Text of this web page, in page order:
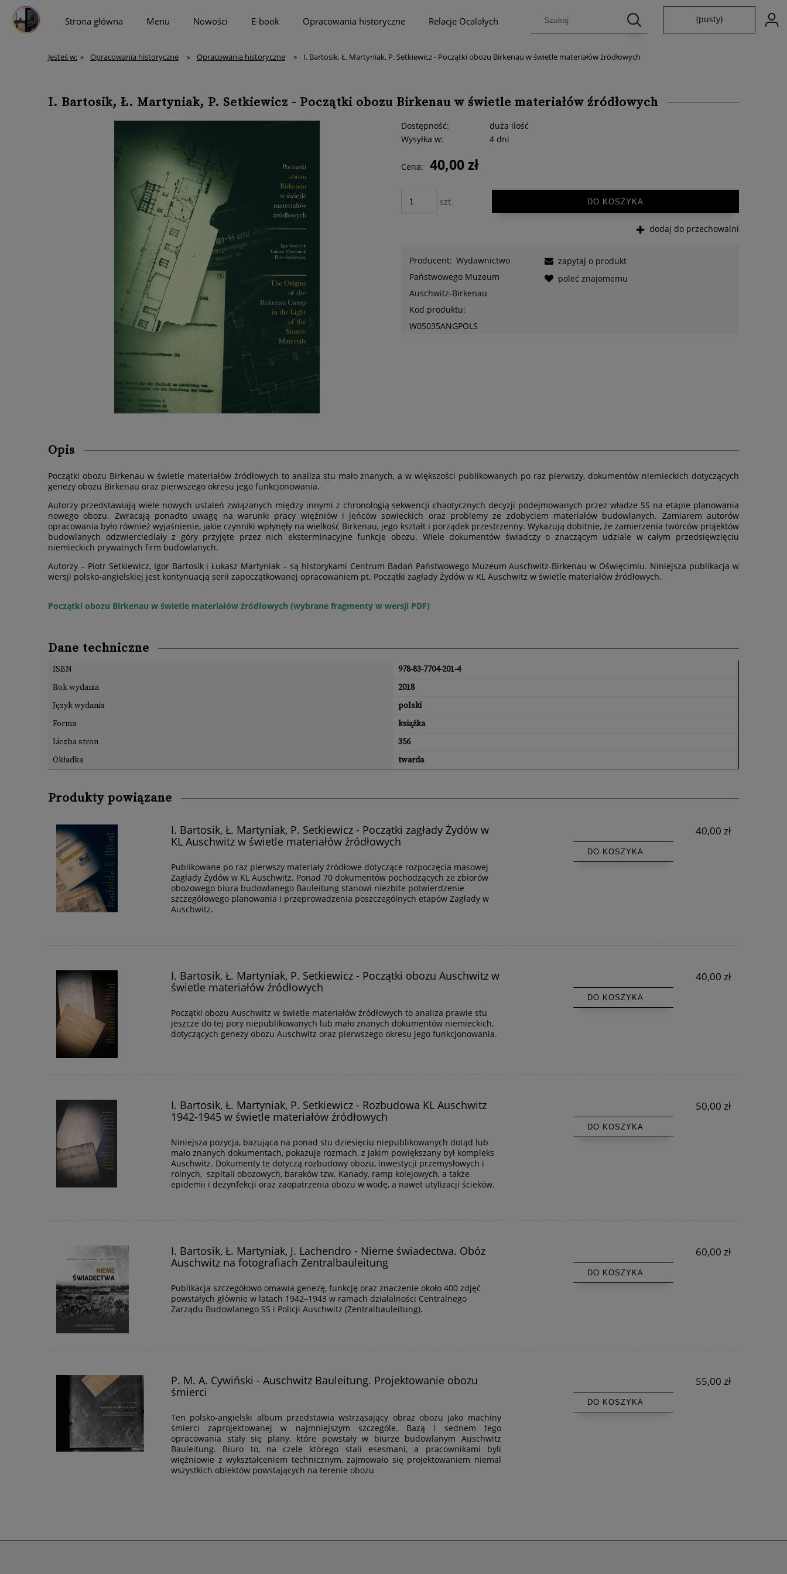
Strona główna Menu Nowości E-book Opracowania historyczne Relacje Ocalałych (pusty)
Jesteś w: » Opracowania historyczne » Opracowania historyczne » I. Bartosik, Ł. Martyniak, P. Setkiewicz - Początki obozu Birkenau w świetle materiałów źródłowych
I. Bartosik, Ł. Martyniak, P. Setkiewicz - Początki obozu Birkenau w świetle materiałów źródłowych
Dostępność:
duża ilość
Wysyłka w:
4 dni
Cena: 40,00 zł
szt. DO KOSZYKA
dodaj do przechowalni
Producent: Wydawnictwo
Państwowego Muzeum
Auschwitz-Birkenau
Kod produktu:
W05035ANGPOLS
zapytaj o produkt
poleć znajomemu
Opis
Początki obozu Birkenau w świetle materiałów źródłowych to analiza stu mało znanych, a w większości publikowanych po raz pierwszy, dokumentów niemieckich dotyczących
genezy obozu Birkenau oraz pierwszego okresu jego funkcjonowania.
Autorzy przedstawiają wiele nowych ustaleń związanych między innymi z chronologią sekwencji chaotycznych decyzji podejmowanych przez władze SS na etapie planowania
nowego obozu. Zwracają ponadto uwagę na warunki pracy więźniów i jeńców sowieckich oraz problemy ze zdobyciem materiałów budowlanych. Zamiarem autorów
opracowania było również wyjaśnienie, jakie czynniki wpłynęły na wielkość Birkenau, jego kształt i porządek przestrzenny. Wykazują dobitnie, że zamierzenia twórców projektów
budowlanych odzwierciedlały z góry przyjęte przez nich eksterminacyjne funkcje obozu. Wiele dokumentów świadczy o znaczącym udziale w całym przedsięwzięciu
niemieckich prywatnych firm budowlanych.
Autorzy – Piotr Setkiewicz, Igor Bartosik i Łukasz Martyniak – są historykami Centrum Badań Państwowego Muzeum Auschwitz-Birkenau w Oświęcimiu. Niniejsza publikacja w
wersji polsko-angielskiej jest kontynuacją serii zapoczątkowanej opracowaniem pt. Początki zagłady Żydów w KL Auschwitz w świetle materiałów źródłowych.
Początki obozu Birkenau w świetle materiałów źródłowych (wybrane fragmenty w wersji PDF)
Dane techniczne
ISBN
978-83-7704-201-4
Rok wydania
2018
Język wydania
polski
Forma
książka
Liczba stron
356
Okładka
twarda
Produkty powiązane
I. Bartosik, Ł. Martyniak, P. Setkiewicz - Początki zagłady Żydów w
KL Auschwitz w świetle materiałów źródłowych
Publikowane po raz pierwszy materiały źródłowe dotyczące rozpoczęcia masowej
Zagłady Żydów w KL Auschwitz. Ponad 70 dokumentów pochodzących ze zbiorów
obozowego biura budowlanego Bauleitung stanowi niezbite potwierdzenie
szczegółowego planowania i przeprowadzenia poszczególnych etapów Zagłady w
Auschwitz.
40,00 zł
DO KOSZYKA
I. Bartosik, Ł. Martyniak, P. Setkiewicz - Początki obozu Auschwitz w
świetle materiałów źródłowych
Początki obozu Auschwitz w świetle materiałów źródłowych to analiza prawie stu
jeszcze do tej pory niepublikowanych lub mało znanych dokumentów niemieckich,
dotyczących genezy obozu Auschwitz oraz pierwszego okresu jego funkcjonowania.
40,00 zł
DO KOSZYKA
I. Bartosik, Ł. Martyniak, P. Setkiewicz - Rozbudowa KL Auschwitz
1942-1945 w świetle materiałów źródłowych
Niniejsza pozycja, bazująca na ponad stu dziesięciu niepublikowanych dotąd lub
mało znanych dokumentach, pokazuje rozmach, z jakim powiększany był kompleks
Auschwitz. Dokumenty te dotyczą rozbudowy obozu, inwestycji przemysłowych i
rolnych, szpitali obozowych, baraków tzw. Kanady, ramp kolejowych, a także
epidemii i dezynfekcji oraz zaopatrzenia obozu w wodę, a nawet utylizacji ścieków.
50,00 zł
DO KOSZYKA
I. Bartosik, Ł. Martyniak, J. Lachendro - Nieme świadectwa. Obóz
Auschwitz na fotografiach Zentralbauleitung
Publikacja szczegółowo omawia genezę, funkcję oraz znaczenie około 400 zdjęć
powstałych głównie w latach 1942–1943 w ramach działalności Centralnego
Zarządu Budowlanego SS i Policji Auschwitz (Zentralbauleitung).
60,00 zł
DO KOSZYKA
P. M. A. Cywiński - Auschwitz Bauleitung. Projektowanie obozu
śmierci
Ten polsko-angielski album przedstawia wstrząsający obraz obozu jako machiny
śmierci zaprojektowanej w najmniejszym szczególe. Bazą i sednem tego
opracowania stały się plany, które powstały w biurze budowlanym Auschwitz
Bauleitung. Biuro to, na czele którego stali esesmani, a pracownikami byli
więźniowie z wykształceniem technicznym, zajmowało się projektowaniem niemal
wszystkich obiektów powstających na terenie obozu
55,00 zł
DO KOSZYKA